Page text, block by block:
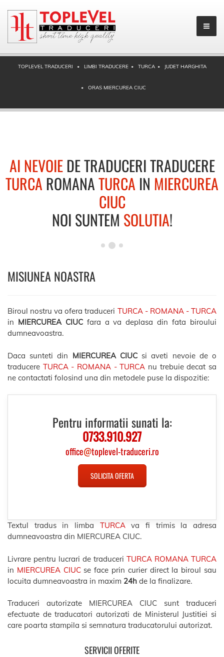
TOPLEVEL TRADUCERI LIMBI TRADUCERE TURCA JUDET HARGHITA
ORAS MIERCUREA CIUC
AI NEVOIEDE TRADUCERI TRADUCERE
TURCA ROMANATURCA IN MIERCUREA
CIUC
NOI SUNTEM SOLUTIA!
MISIUNEA NOASTRA
Biroul nostru va ofera traduceri TURCA - ROMANA - TURCA
in MIERCUREA CIUCfara a va deplasa din fata biroului
dumneavoastra.
Daca sunteti din MIERCUREA CIUCsi aveti nevoie de o
traducere TURCA - ROMANA - TURCA nu trebuie decat sa
ne contactati folosind una din metodele puse la dispozitie:
Pentru informatii sunati la:
0733.910.927
office@toplevel-traduceri.ro
SOLICITA OFERTA
Textul tradus in limba TURCAva fi trimis la adresa
dumneavoastra din MIERCUREA CIUC.
Livrare pentru lucrari de traduceri TURCA ROMANA TURCA
in MIERCUREA CIUCse face prin curier direct la biroul sau
locuita dumneavoastra in maxim 24h de la finalizare.
Traduceri autorizate MIERCUREA CIUC sunt traduceri
efectuate de traducatori autorizati de Ministerul Justitiei si
care poarta stampila si semnatura traducatorului autorizat.
SERVICII OFERITE